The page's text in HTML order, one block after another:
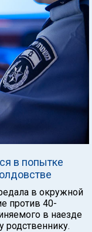
в попытке
в окружной
против 40-
в наезде
родственнику.